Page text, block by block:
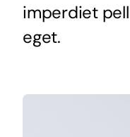
imperdiet
eget.